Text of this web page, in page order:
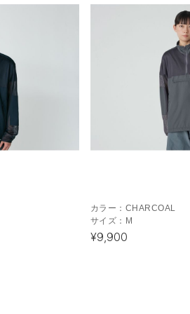
カラー： CHARCOAL
サイズ： M
¥9,900